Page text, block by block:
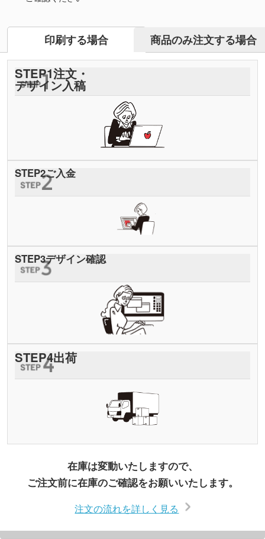
印刷する場合 商品のみ注文する場合
STEP1注文・
デザイン入稿
STEP2ご入金
STEP3デザイン確認
STEP4出荷
在庫は変動いたしますので、
ご注文前に在庫のご確認をお願いいたします。
注文の流れを詳しく見る